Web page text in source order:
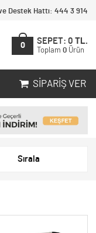
Destek Hattı: 444 3 914
0
SEPET: 0 TL.
Toplam 0 Ürün
SIPARIŞ VER
Sırala